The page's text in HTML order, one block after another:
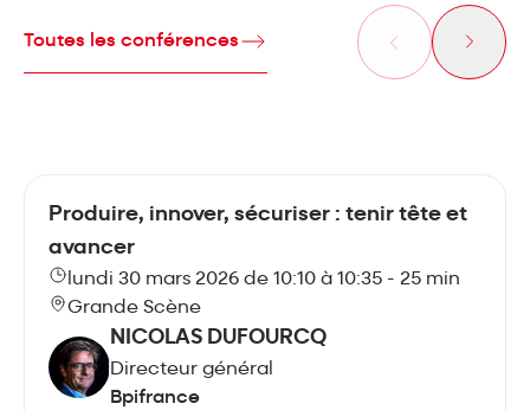
Toutes les conférences
Produire, innover, sécuriser : tenir tête et
avancer
lundi 30 mars 2026 de 10:10 à 10:35 - 25 min
Grande Scène
NICOLAS DUFOURCQ
Directeur général
Bpifrance